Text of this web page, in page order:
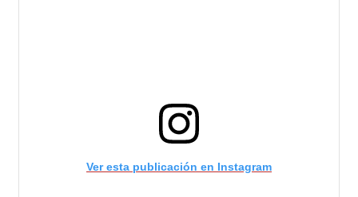
Ver esta publicación en Instagram